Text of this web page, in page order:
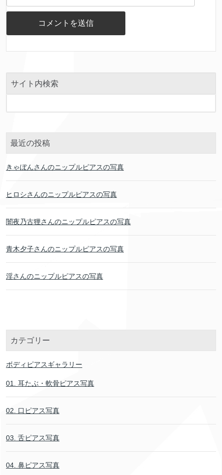
サイト内検索
最近の投稿
きゃぼんさんのニップルピアスの写真
ヒロシさんのニップルピアスの写真
闇夜乃古狸さんのニップルピアスの写真
青木夕子さんのニップルピアスの写真
淫さんのニップルピアスの写真
カテゴリー
ボディピアスギャラリー
01. 耳たぶ・軟骨ピアス写真
02. 口ピアス写真
03. 舌ピアス写真
04. 鼻ピアス写真